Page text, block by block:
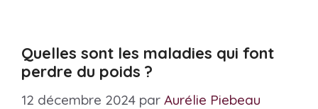
Quelles sont les maladies qui font
perdre du poids ?
12 décembre 2024 par Aurélie Piebeau